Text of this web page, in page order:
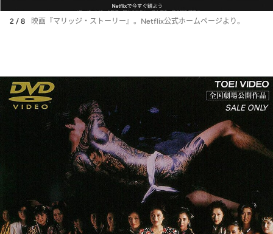
2 / 8 映画『マリッジ・ストーリー』。Netflix公式ホームページより。